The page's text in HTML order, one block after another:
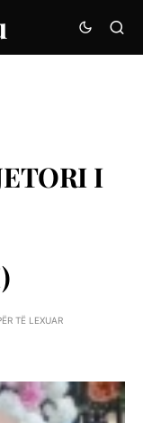
I
TË LEXUAR